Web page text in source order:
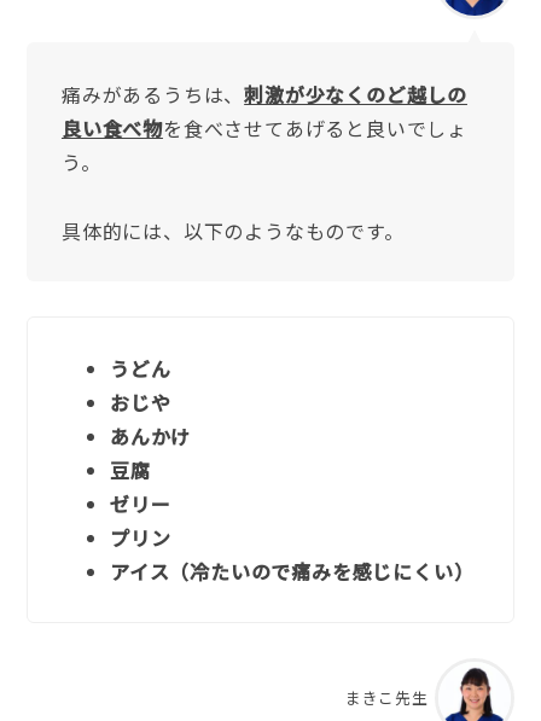
痛みがあるうちは、刺激が少なくのど越しの
良い食べ物を食べさせてあげると良いでしょ
う。
具体的には、以下のようなものです。
うどん
おじや
あんかけ
豆腐
ゼリー
プリン
アイス（冷たいので痛みを感じにくい）
まきこ先生